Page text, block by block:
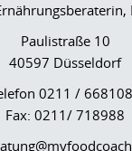
Paulistraße 10
40597 Düsseldorf
0211 /
Fax: 0211/ 718988